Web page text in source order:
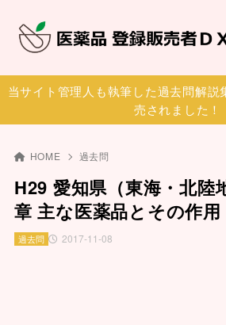
当サイト管理人も執筆した過去問解説
売されました！
HOME 過去問
H29 愛知県（東海・北陸
章 主な医薬品とその作用
2017-11-08
過去問